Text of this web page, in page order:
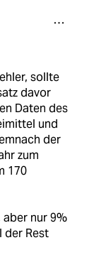
sollte
davor
Daten des
und
der
zum
170
nur 9%
der Rest